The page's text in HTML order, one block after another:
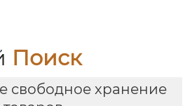
съемные стеллажи
Поиск
свободное хранение